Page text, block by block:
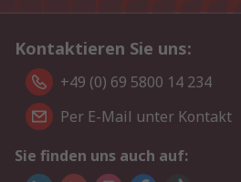
Kontaktieren Sie uns:
+49 (0) 69 5800 14 234
Per E-Mail unter Kontakt
Sie finden uns auch auf: